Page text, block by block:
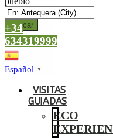
Buscar
+34
634319999
Español ▼
VISITAS
GUIADAS
ECO